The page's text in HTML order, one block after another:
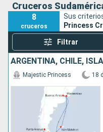
Cruceros
8
cruceros
Sus
Princess
Filtrar
Majestic Princess 18 d